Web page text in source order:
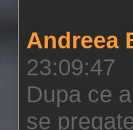
Andreea
23:09:47
Dupa ce
se